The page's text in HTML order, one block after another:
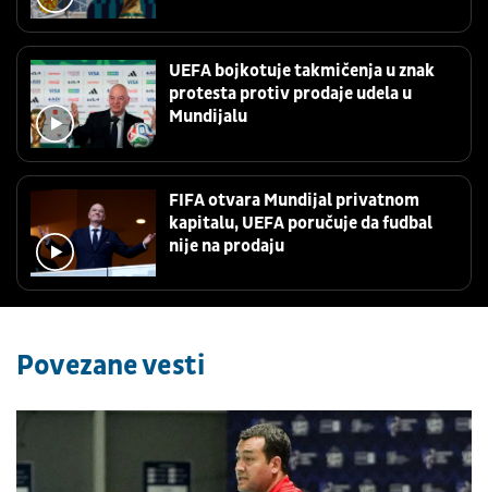
UEFA bojkotuje takmičenja u znak
protesta protiv prodaje udela u
Mundijalu
FIFA otvara Mundijal privatnom
kapitalu, UEFA poručuje da fudbal
nije na prodaju
Povezane vesti